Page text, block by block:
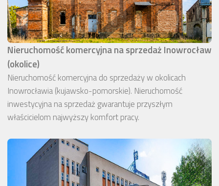
Nieruchomość komercyjna na sprzedaż Inowrocław
(okolice)
Nieruchomość komercyjna do sprzedaży w okolicach
Inowrocławia (kujawsko-pomorskie). Nieruchomość
inwestycyjna na sprzedaż gwarantuje przyszłym
właścicielom najwyższy komfort pracy.